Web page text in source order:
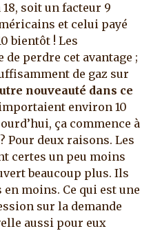
soit un facteur 9
et celui payé
bientôt ! Les
perdre cet avantage ;
de gaz sur
nouveauté dans ce
importaient environ 10
ça commence à
Pour deux raisons. Les
certes un peu moins
beaucoup plus. Ils
moins. Ce qui est une
sur la demande
aussi pour eux